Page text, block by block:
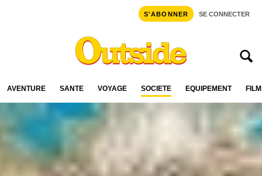
S'ABONNER SE CONNECTER
AVENTURE SANTÉ VOYAGE SOCIÉTÉ ÉQUIPEMENT